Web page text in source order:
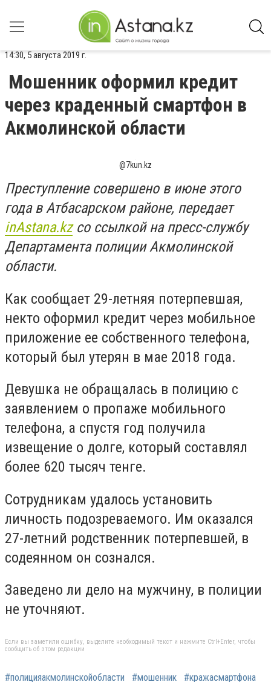
14:30, 5 августа 2019 г.
Мошенник оформил кредит
через краденный смартфон в
Акмолинской области
@7kun.kz
Преступление совершено в июне этого
года в Атбасарском районе, передает
inAstana.kzсо ссылкой на пресс-службу
Департамента полиции Акмолинской
области.
Как сообщает 29-летняя потерпевшая,
некто оформил кредит через мобильное
приложение ее собственного телефона,
который был утерян в мае 2018 года.
Девушка не обращалась в полицию с
заявлением о пропаже мобильного
телефона, а спустя год получила
извещение о долге, который составлял
более 620 тысяч тенге.
Cотрудникам удалось установить
личность подозреваемого. Им оказался
27-летний родственник потерпевшей, в
содеянном он сознался.
Заведено ли дело на мужчину, в полиции
не уточняют.
Если вы заметили ошибку, выделите необходимый текст и нажмите Ctrl+Enter, чтобы
сообщить об этом редакции
#полицияакмолинскойобласти #мошенник #кражасмартфона